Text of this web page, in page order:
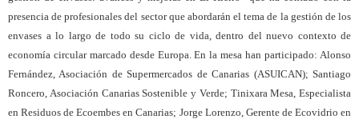
presencia de profesionales del sector que abordarán el tema de la gestión de los
envases a lo largo de todo su ciclo de vida, dentro del nuevo contexto de
economía circular marcado desde Europa. En la mesa han participado: Alonso
Fernández, Asociación de Supermercados de Canarias (ASUICAN); Santiago
Roncero, Asociación Canarias Sostenible y Verde; Tinixara Mesa, Especialista
en Residuos de Ecoembes en Canarias; Jorge Lorenzo, Gerente de Ecovidrio en